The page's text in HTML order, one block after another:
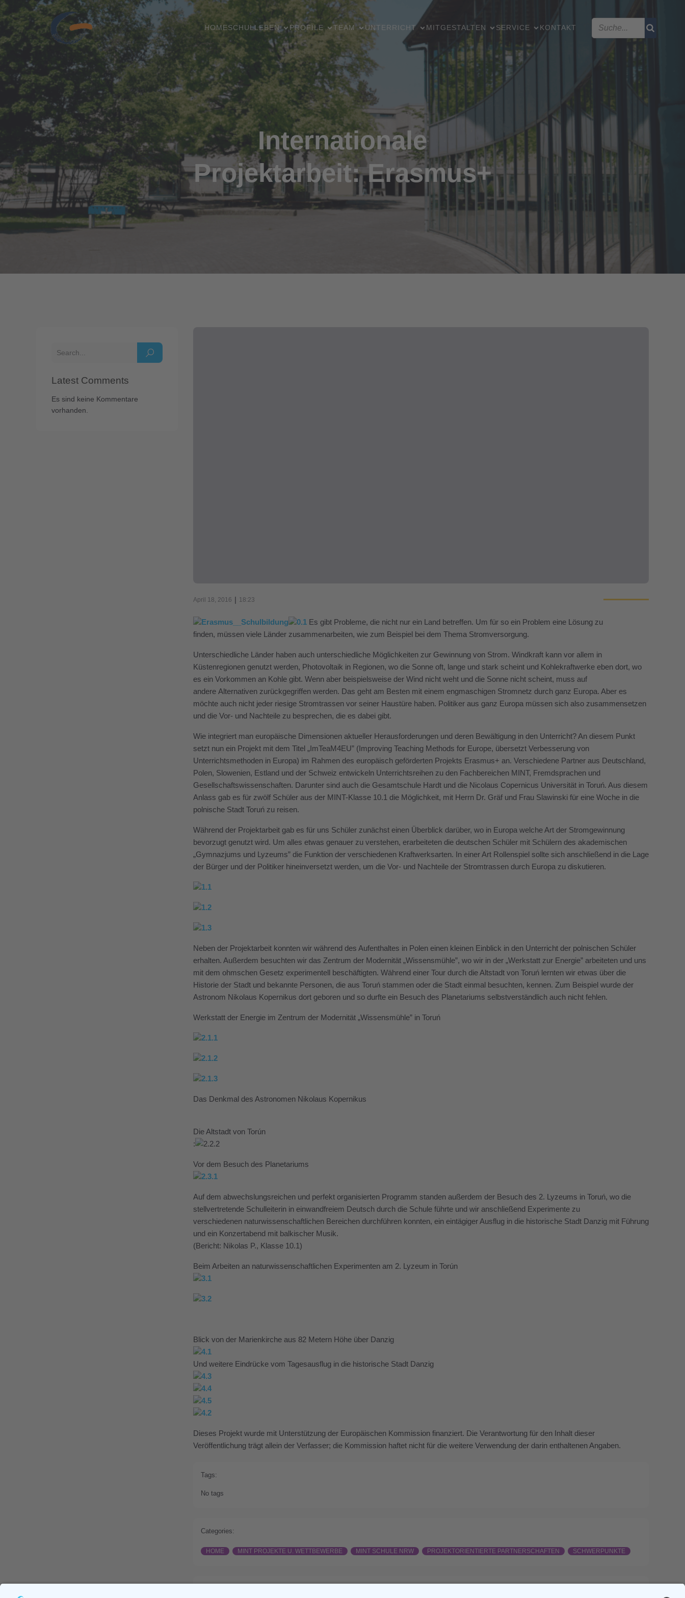
HOMESCHULLEBEN PROFILE TEAM UNTERRICHT MITGESTALTEN SERVICE KONTAKT
Internationale
Projektarbeit: Erasmus+
Latest Comments
Es sind keine Kommentare
vorhanden.
April 18, 2016 | 18:23
Es gibt Probleme, die nicht nur ein Land betreffen. Um für so ein Problem eine Lösung zu
finden, müssen viele Länder zusammenarbeiten, wie zum Beispiel bei dem Thema Stromversorgung.
Unterschiedliche Länder haben auch unterschiedliche Möglichkeiten zur Gewinnung von Strom. Windkraft kann vor allem in
Küstenregionen genutzt werden, Photovoltaik in Regionen, wo die Sonne oft, lange und stark scheint und Kohlekraftwerke eben dort, wo
es ein Vorkommen an Kohle gibt. Wenn aber beispielsweise der Wind nicht weht und die Sonne nicht scheint, muss auf
andere Alternativen zurückgegriffen werden. Das geht am Besten mit einem engmaschigen Stromnetz durch ganz Europa. Aber es
möchte auch nicht jeder riesige Stromtrassen vor seiner Haustüre haben. Politiker aus ganz Europa müssen sich also zusammensetzen
und die Vor- und Nachteile zu besprechen, die es dabei gibt.
Wie integriert man europäische Dimensionen aktueller Herausforderungen und deren Bewältigung in den Unterricht? An diesem Punkt
setzt nun ein Projekt mit dem Titel „ImTeaM4EU” (Improving Teaching Methods for Europe, übersetzt Verbesserung von
Unterrichtsmethoden in Europa) im Rahmen des europäisch geförderten Projekts Erasmus+ an. Verschiedene Partner aus Deutschland,
Polen, Slowenien, Estland und der Schweiz entwickeln Unterrichtsreihen zu den Fachbereichen MINT, Fremdsprachen und
Gesellschaftswissenschaften. Darunter sind auch die Gesamtschule Hardt und die Nicolaus Copernicus Universität in Toruń. Aus diesem
Anlass gab es für zwölf Schüler aus der MINT-Klasse 10.1 die Möglichkeit, mit Herrn Dr. Gräf und Frau Slawinski für eine Woche in die
polnische Stadt Toruń zu reisen.
Während der Projektarbeit gab es für uns Schüler zunächst einen Überblick darüber, wo in Europa welche Art der Stromgewinnung
bevorzugt genutzt wird. Um alles etwas genauer zu verstehen, erarbeiteten die deutschen Schüler mit Schülern des akademischen
„Gymnazjums und Lyzeums” die Funktion der verschiedenen Kraftwerksarten. In einer Art Rollenspiel sollte sich anschließend in die Lage
der Bürger und der Politiker hineinversetzt werden, um die Vor- und Nachteile der Stromtrassen durch Europa zu diskutieren.
Neben der Projektarbeit konnten wir während des Aufenthaltes in Polen einen kleinen Einblick in den Unterricht der polnischen Schüler
erhalten. Außerdem besuchten wir das Zentrum der Modernität „Wissensmühle”, wo wir in der „Werkstatt zur Energie” arbeiteten und uns
mit dem ohmschen Gesetz experimentell beschäftigten. Während einer Tour durch die Altstadt von Toruń lernten wir etwas über die
Historie der Stadt und bekannte Personen, die aus Toruń stammen oder die Stadt einmal besuchten, kennen. Zum Beispiel wurde der
Astronom Nikolaus Kopernikus dort geboren und so durfte ein Besuch des Planetariums selbstverständlich auch nicht fehlen.
Werkstatt der Energie im Zentrum der Modernität „Wissensmühle” in Toruń
Das Denkmal des Astronomen Nikolaus Kopernikus
Die Altstadt von Torún
:
Vor dem Besuch des Planetariums
Auf dem abwechslungsreichen und perfekt organisierten Programm standen außerdem der Besuch des 2. Lyzeums in Toruń, wo die
stellvertretende Schulleiterin in einwandfreiem Deutsch durch die Schule führte und wir anschließend Experimente zu
verschiedenen naturwissenschaftlichen Bereichen durchführen konnten, ein eintägiger Ausflug in die historische Stadt Danzig mit Führung
und ein Konzertabend mit balkischer Musik.
(Bericht: Nikolas P., Klasse 10.1)
Beim Arbeiten an naturwissenschaftlichen Experimenten am 2. Lyzeum in Torún
Blick von der Marienkirche aus 82 Metern Höhe über Danzig
Und weitere Eindrücke vom Tagesausflug in die historische Stadt Danzig
Dieses Projekt wurde mit Unterstützung der Europäischen Kommission finanziert. Die Verantwortung für den Inhalt dieser
Veröffentlichung trägt allein der Verfasser; die Kommission haftet nicht für die weitere Verwendung der darin enthaltenen Angaben.
Tags:
No tags
Categories:
HOME MINT PROJEKTE U. WETTBEWERBE MINT SCHULE NRW PROJEKTORIENTIERTE PARTNERSCHAFTEN SCHWERPUNKTE